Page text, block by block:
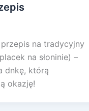
na tradycyjny
na słoninie) –
dnkę, którą
okazję!